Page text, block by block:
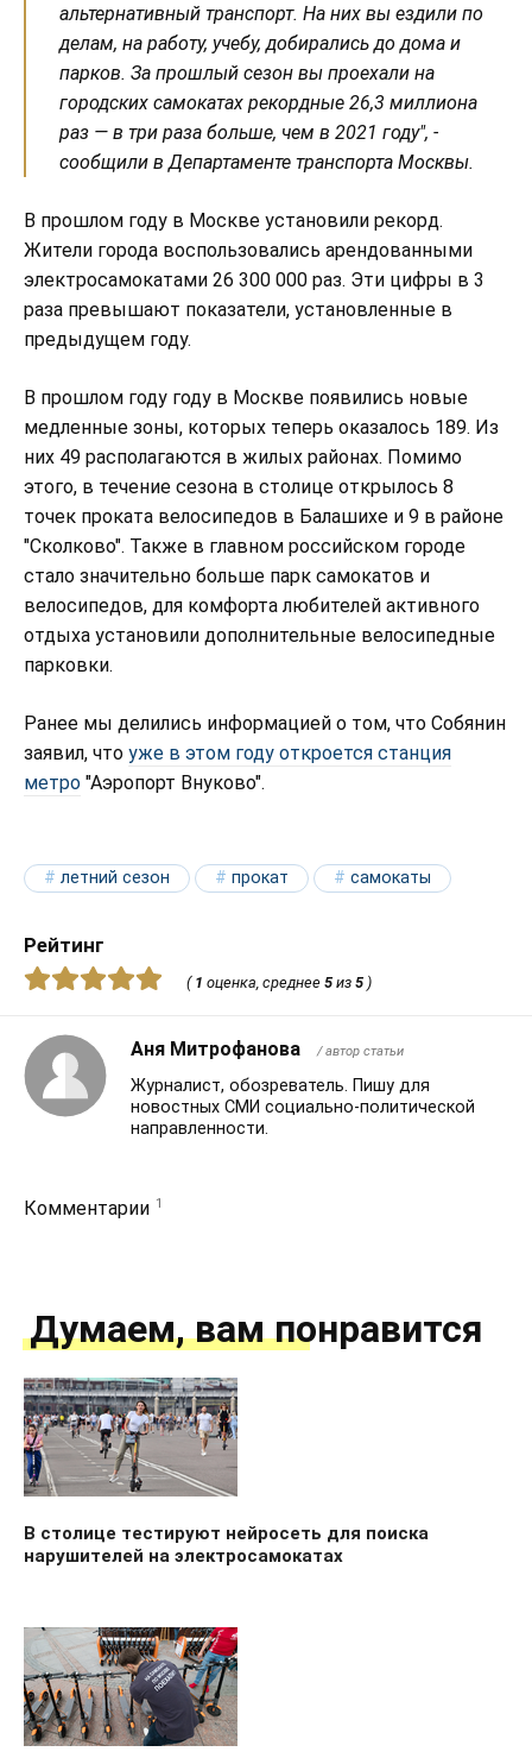
альтернативный транспорт. На них вы ездили по
делам, на работу, учебу, добирались до дома и
парков. За прошлый сезон вы проехали на
городских самокатах рекордные 26,3 миллиона
раз — в три раза больше, чем в 2021 году", -
сообщили в Департаменте транспорта Москвы.
В прошлом году в Москве установили рекорд.
Жители города воспользовались арендованными
электросамокатами 26 300 000 раз. Эти цифры в 3
раза превышают показатели, установленные в
предыдущем году.
В прошлом году году в Москве появились новые
медленные зоны, которых теперь оказалось 189. Из
них 49 располагаются в жилых районах. Помимо
этого, в течение сезона в столице открылось 8
точек проката велосипедов в Балашихе и 9 в районе
"Сколково". Также в главном российском городе
стало значительно больше парк самокатов и
велосипедов, для комфорта любителей активного
отдыха установили дополнительные велосипедные
парковки.
Ранее мы делились информацией о том, что Собянин
заявил, что уже в этом году откроется станция
метро "Аэропорт Внуково".
летний сезон прокат самокаты
Рейтинг
( 1 оценка, среднее 5из 5)
Аня Митрофанова / автор статьи
Журналист, обозреватель. Пишу для
новостных СМИ социально-политической
направленности.
Комментарии 1
Думаем, вам понравится
В столице тестируют нейросеть для поиска
нарушителей на электросамокатах